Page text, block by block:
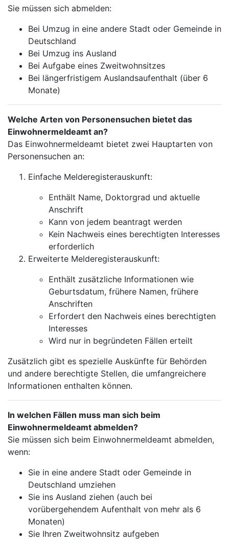
Sie müssen sich abmelden:
Bei Umzug in eine andere Stadt oder Gemeinde in
Deutschland
Bei Umzug ins Ausland
Bei Aufgabe eines Zweitwohnsitzes
Bei längerfristigem Auslandsaufenthalt (über 6
Monate)
Welche Arten von Personensuchen bietet das
Einwohnermeldeamt an?
Das Einwohnermeldeamt bietet zwei Hauptarten von
Personensuchen an:
Einfache Melderegisterauskunft:
Enthält Name, Doktorgrad und aktuelle
Anschrift
Kann von jedem beantragt werden
Kein Nachweis eines berechtigten Interesses
erforderlich
Erweiterte Melderegisterauskunft:
Enthält zusätzliche Informationen wie
Geburtsdatum, frühere Namen, frühere
Anschriften
Erfordert den Nachweis eines berechtigten
Interesses
Wird nur in begründeten Fällen erteilt
Zusätzlich gibt es spezielle Auskünfte für Behörden
und andere berechtigte Stellen, die umfangreichere
Informationen enthalten können.
In welchen Fällen muss man sich beim
Einwohnermeldeamt abmelden?
Sie müssen sich beim Einwohnermeldeamt abmelden,
wenn:
Sie in eine andere Stadt oder Gemeinde in
Deutschland umziehen
Sie ins Ausland ziehen (auch bei
vorübergehendem Aufenthalt von mehr als 6
Monaten)
Sie Ihren Zweitwohnsitz aufgeben